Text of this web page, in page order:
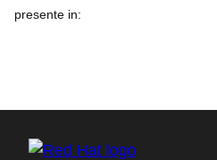
presente in: